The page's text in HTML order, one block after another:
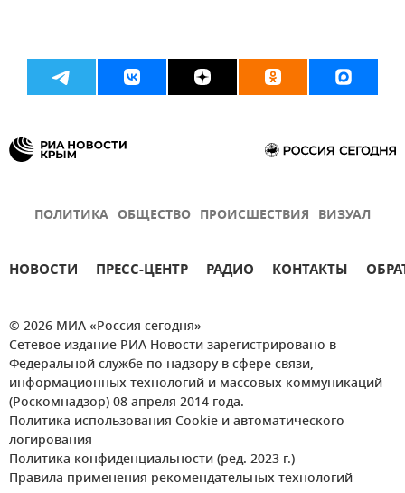
ПОЛИТИКА ОБЩЕСТВО ПРОИСШЕСТВИЯ ВИЗУАЛ
НОВОСТИ ПРЕСС-ЦЕНТР РАДИО КОНТАКТЫ
© 2026 МИА «Россия сегодня»
Сетевое издание РИА Новости зарегистрировано в
Федеральной службе по надзору в сфере связи,
информационных технологий и массовых коммуникаций
(Роскомнадзор) 08 апреля 2014 года.
Политика использования Cookie и автоматического
логирования
Политика конфиденциальности (ред. 2023 г.)
Правила применения рекомендательных технологий